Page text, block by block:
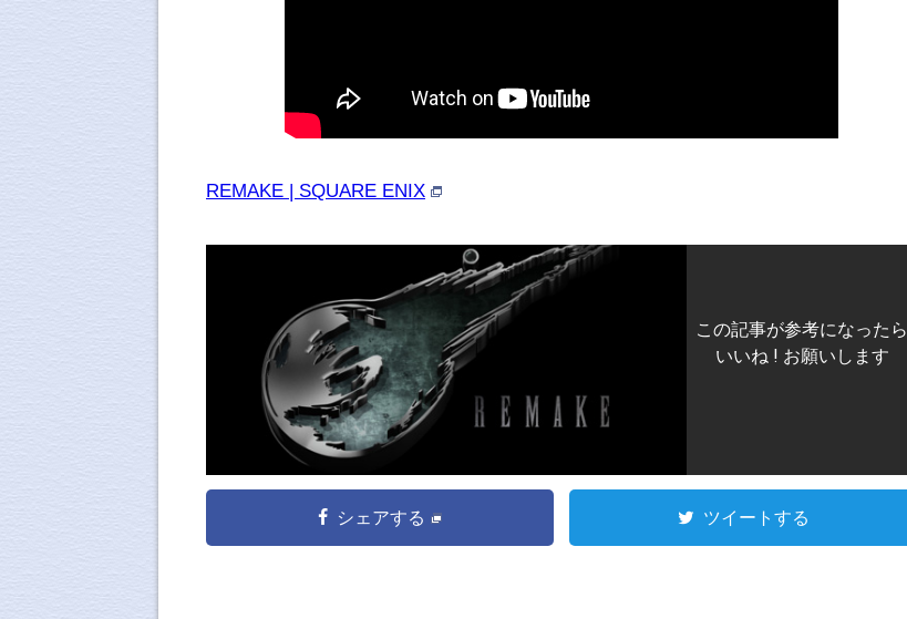
REMAKE | SQUARE ENIX
この記事が参考になったら
いいね ! お願いします
シェアする ツイートする